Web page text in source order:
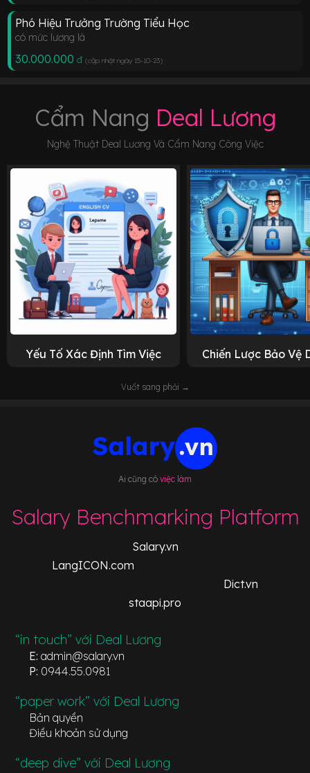
Phó Hiệu Trưởng Trường Tiểu Học
có mức lương là
30.000.000 đ (cập nhật ngày 15-10-23)
Cẩm Nang Deal Lương
Nghệ Thuật Deal Lương Và Cẩm Nang Công Việc
Yếu Tố Xác Định Tìm Việc Chiến Lược Bảo Vệ
Vuốt sang phải →
Ai cũng có việc làm
Salary Benchmarking Platform
Salary.vn
LangICON.com
Dict.vn
staapi.pro
“in touch” với Deal Lương
E: admin@salary.vn
P: 0944.55.0981
“paper work” với Deal Lương
Bản quyền
Điều khoản sử dụng
“deep dive” với Deal Lương